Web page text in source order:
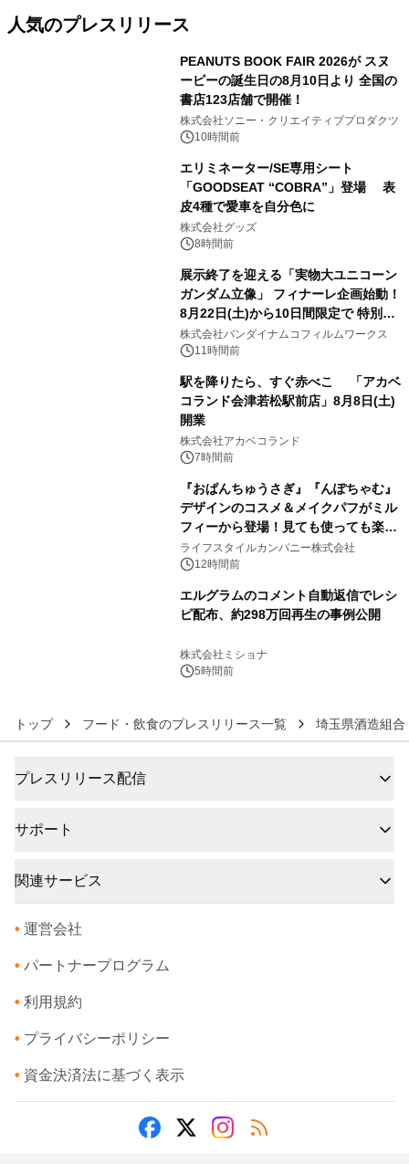
人気のプレスリリース
PEANUTS BOOK FAIR 2026が スヌ
ーピーの誕生日の8月10日より 全国の
書店123店舗で開催！
株式会社ソニー・クリエイティブプロダクツ
10時間前
エリミネーター/SE専用シート
「GOODSEAT “COBRA”」登場 表
皮4種で愛車を自分色に
株式会社グッズ
8時間前
展示終了を迎える「実物大ユニコーン
ガンダム立像」 フィナーレ企画始動！
8月22日(土)から10日間限定で 特別映
像『UNICORN GUNDAM Statue ―
BEYOND POSSIBILITY ―』を上映！
株式会社バンダイナムコフィルムワークス
11時間前
駅を降りたら、すぐ赤べこ 「アカベ
コランド会津若松駅前店」8月8日(土)
開業
株式会社アカベコランド
7時間前
『おぱんちゅうさぎ』『んぽちゃむ』
デザインのコスメ＆メイクパフがミル
フィーから登場！見ても使っても楽し
い、ポップでキュートなコレクショ
ン。
ライフスタイルカンパニー株式会社
12時間前
エルグラムのコメント自動返信でレシ
ピ配布、約298万回再生の事例公開
株式会社ミショナ
5時間前
トップ フード・飲食のプレスリリース一覧 埼玉県酒造組合
プレスリリース配信
サポート
関連サービス
• 運営会社
• パートナープログラム
• 利用規約
• プライバシーポリシー
• 資金決済法に基づく表示